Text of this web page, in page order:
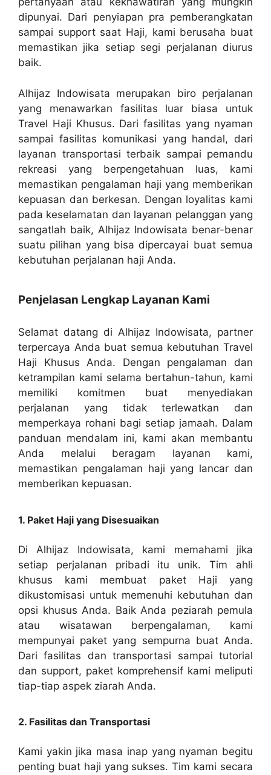
dipunyai. Dari penyiapan pra pemberangkatan
sampai support saat Haji, kami berusaha buat
memastikan jika setiap segi perjalanan diurus
baik.
Alhijaz Indowisata merupakan biro perjalanan
yang menawarkan fasilitas luar biasa untuk
Travel Haji Khusus. Dari fasilitas yang nyaman
sampai fasilitas komunikasi yang handal, dari
layanan transportasi terbaik sampai pemandu
rekreasi yang berpengetahuan luas, kami
memastikan pengalaman haji yang memberikan
kepuasan dan berkesan. Dengan loyalitas kami
pada keselamatan dan layanan pelanggan yang
sangatlah baik, Alhijaz Indowisata benar-benar
suatu pilihan yang bisa dipercayai buat semua
kebutuhan perjalanan haji Anda.
Penjelasan Lengkap Layanan Kami
Selamat datang di Alhijaz Indowisata, partner
terpercaya Anda buat semua kebutuhan Travel
Haji Khusus Anda. Dengan pengalaman dan
ketrampilan kami selama bertahun-tahun, kami
memiliki komitmen buat menyediakan
perjalanan yang tidak terlewatkan dan
memperkaya rohani bagi setiap jamaah. Dalam
panduan mendalam ini, kami akan membantu
Anda melalui beragam layanan kami,
memastikan pengalaman haji yang lancar dan
memberikan kepuasan.
1. Paket Haji yang Disesuaikan
Di Alhijaz Indowisata, kami memahami jika
setiap perjalanan pribadi itu unik. Tim ahli
khusus kami membuat paket Haji yang
dikustomisasi untuk memenuhi kebutuhan dan
opsi khusus Anda. Baik Anda peziarah pemula
atau wisatawan berpengalaman, kami
mempunyai paket yang sempurna buat Anda.
Dari fasilitas dan transportasi sampai tutorial
dan support, paket komprehensif kami meliputi
tiap-tiap aspek ziarah Anda.
2. Fasilitas dan Transportasi
Kami yakin jika masa inap yang nyaman begitu
penting buat haji yang sukses. Tim kami secara